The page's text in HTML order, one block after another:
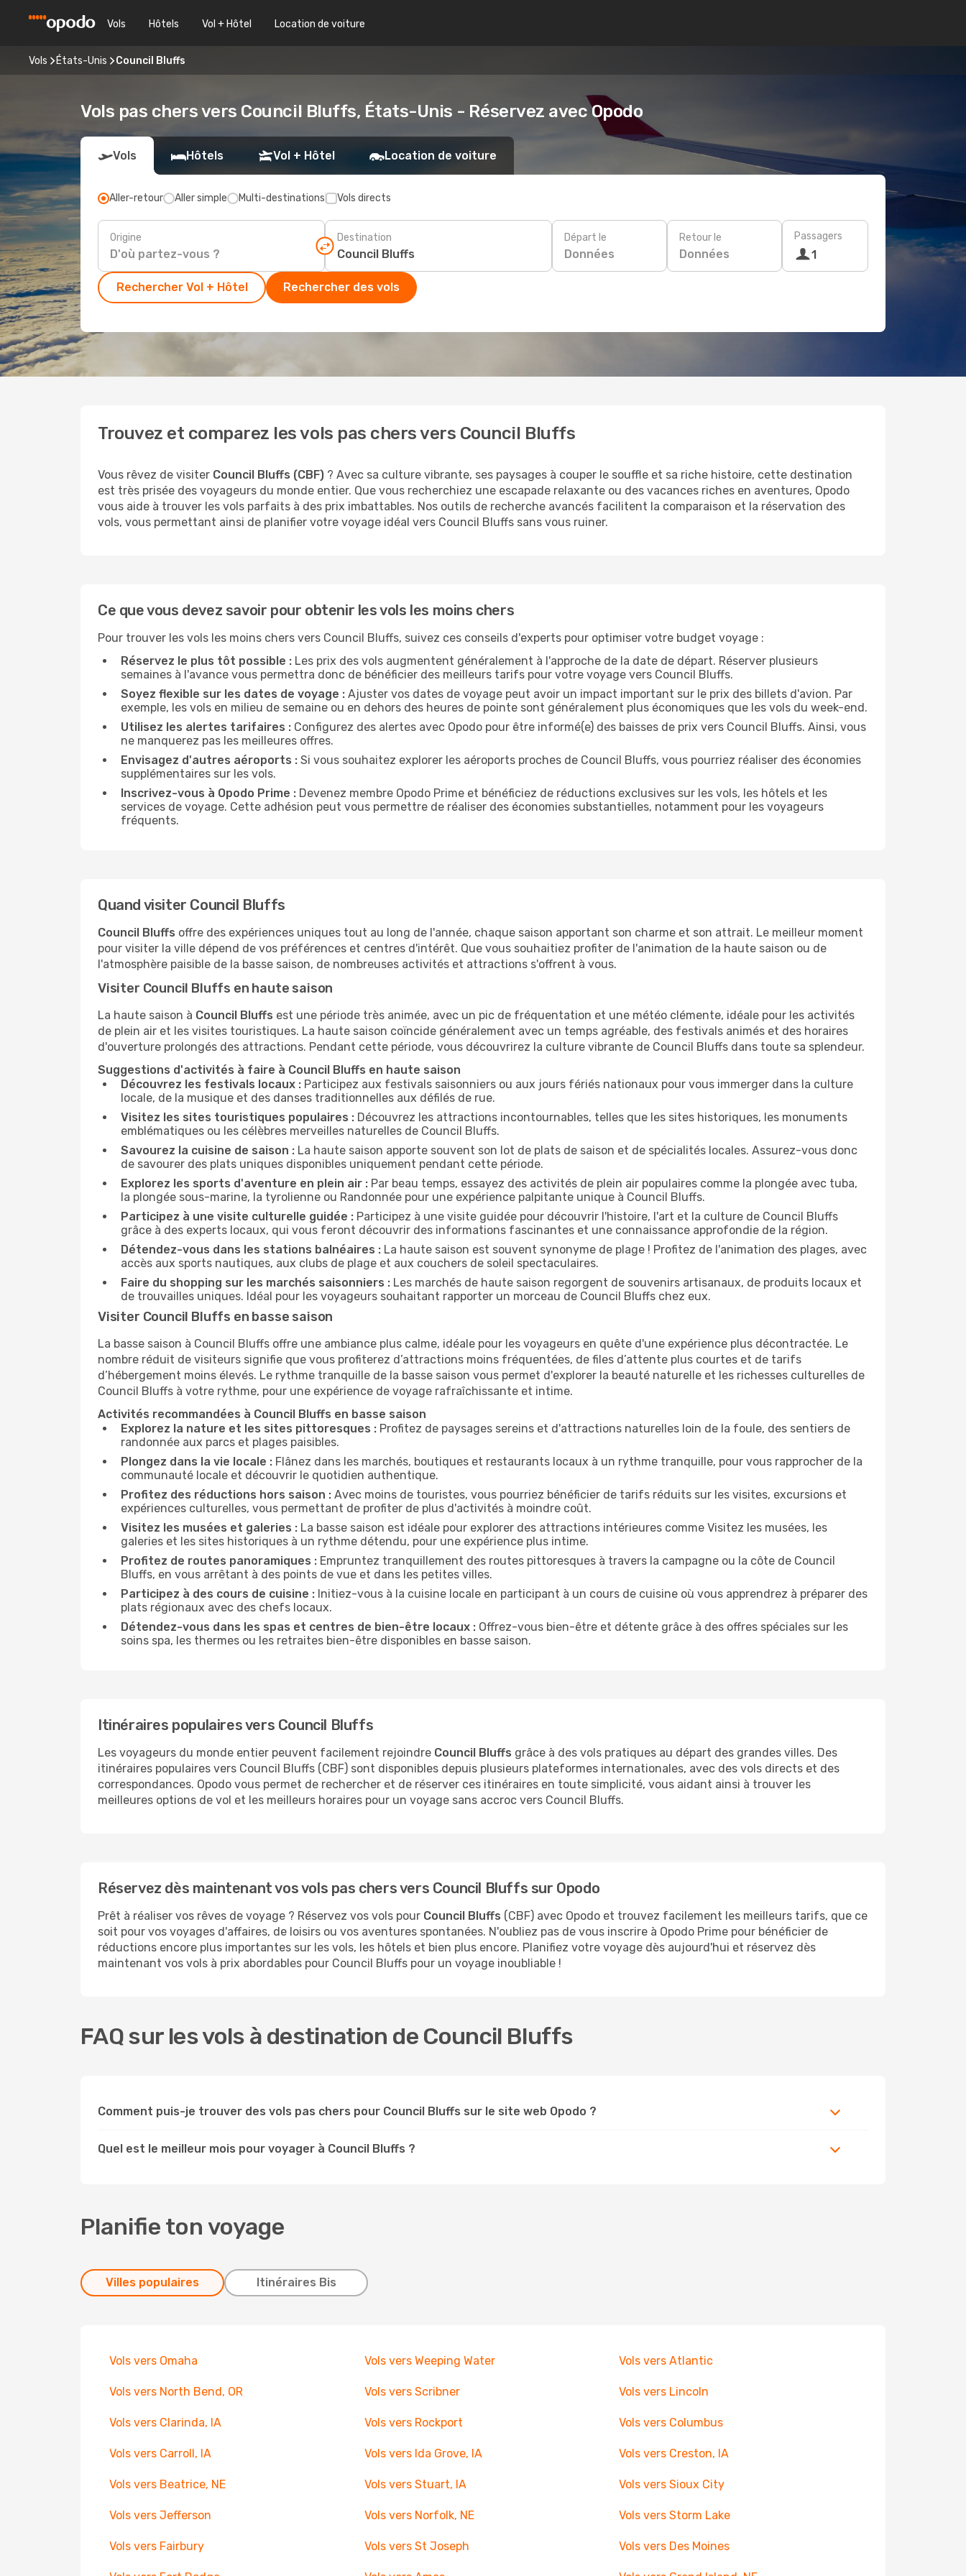
Vols Hôtels Vol + Hôtel Location de voiture
Vols États-Unis Council Bluffs
Vols pas chers vers Council Bluffs, États-Unis - Réservez avec Opodo
Vols Hôtels Vol + Hôtel Location de voiture
Aller-retour Aller simple Multi-destinations Vols directs
Origine Destination Départ le
Données
Retour le
Données
Passagers
1
Rechercher Vol + Hôtel Rechercher des vols
Trouvez et comparez les vols pas chers vers Council Bluffs
Vous rêvez de visiter Council Bluffs (CBF) ? Avec sa culture vibrante, ses paysages à couper le souffle et sa riche histoire, cette destination
est très prisée des voyageurs du monde entier. Que vous recherchiez une escapade relaxante ou des vacances riches en aventures, Opodo
vous aide à trouver les vols parfaits à des prix imbattables. Nos outils de recherche avancés facilitent la comparaison et la réservation des
vols, vous permettant ainsi de planifier votre voyage idéal vers Council Bluffs sans vous ruiner.
Ce que vous devez savoir pour obtenir les vols les moins chers
Pour trouver les vols les moins chers vers Council Bluffs, suivez ces conseils d'experts pour optimiser votre budget voyage :
Réservez le plus tôt possible : Les prix des vols augmentent généralement à l'approche de la date de départ. Réserver plusieurs
semaines à l'avance vous permettra donc de bénéficier des meilleurs tarifs pour votre voyage vers Council Bluffs.
Soyez flexible sur les dates de voyage : Ajuster vos dates de voyage peut avoir un impact important sur le prix des billets d'avion. Par
exemple, les vols en milieu de semaine ou en dehors des heures de pointe sont généralement plus économiques que les vols du week-end.
Utilisez les alertes tarifaires : Configurez des alertes avec Opodo pour être informé(e) des baisses de prix vers Council Bluffs. Ainsi, vous
ne manquerez pas les meilleures offres.
Envisagez d'autres aéroports : Si vous souhaitez explorer les aéroports proches de Council Bluffs, vous pourriez réaliser des économies
supplémentaires sur les vols.
Inscrivez-vous à Opodo Prime : Devenez membre Opodo Prime et bénéficiez de réductions exclusives sur les vols, les hôtels et les
services de voyage. Cette adhésion peut vous permettre de réaliser des économies substantielles, notamment pour les voyageurs
fréquents.
Quand visiter Council Bluffs
Council Bluffs offre des expériences uniques tout au long de l'année, chaque saison apportant son charme et son attrait. Le meilleur moment
pour visiter la ville dépend de vos préférences et centres d'intérêt. Que vous souhaitiez profiter de l'animation de la haute saison ou de
l'atmosphère paisible de la basse saison, de nombreuses activités et attractions s'offrent à vous.
Visiter Council Bluffs en haute saison
La haute saison à Council Bluffs est une période très animée, avec un pic de fréquentation et une météo clémente, idéale pour les activités
de plein air et les visites touristiques. La haute saison coïncide généralement avec un temps agréable, des festivals animés et des horaires
d'ouverture prolongés des attractions. Pendant cette période, vous découvrirez la culture vibrante de Council Bluffs dans toute sa splendeur.
Suggestions d'activités à faire à Council Bluffs en haute saison
Découvrez les festivals locaux : Participez aux festivals saisonniers ou aux jours fériés nationaux pour vous immerger dans la culture
locale, de la musique et des danses traditionnelles aux défilés de rue.
Visitez les sites touristiques populaires : Découvrez les attractions incontournables, telles que les sites historiques, les monuments
emblématiques ou les célèbres merveilles naturelles de Council Bluffs.
Savourez la cuisine de saison : La haute saison apporte souvent son lot de plats de saison et de spécialités locales. Assurez-vous donc
de savourer des plats uniques disponibles uniquement pendant cette période.
Explorez les sports d'aventure en plein air : Par beau temps, essayez des activités de plein air populaires comme la plongée avec tuba,
la plongée sous-marine, la tyrolienne ou Randonnée pour une expérience palpitante unique à Council Bluffs.
Participez à une visite culturelle guidée : Participez à une visite guidée pour découvrir l'histoire, l'art et la culture de Council Bluffs
grâce à des experts locaux, qui vous feront découvrir des informations fascinantes et une connaissance approfondie de la région.
Détendez-vous dans les stations balnéaires : La haute saison est souvent synonyme de plage ! Profitez de l'animation des plages, avec
accès aux sports nautiques, aux clubs de plage et aux couchers de soleil spectaculaires.
Faire du shopping sur les marchés saisonniers : Les marchés de haute saison regorgent de souvenirs artisanaux, de produits locaux et
de trouvailles uniques. Idéal pour les voyageurs souhaitant rapporter un morceau de Council Bluffs chez eux.
Visiter Council Bluffs en basse saison
La basse saison à Council Bluffs offre une ambiance plus calme, idéale pour les voyageurs en quête d'une expérience plus décontractée. Le
nombre réduit de visiteurs signifie que vous profiterez d’attractions moins fréquentées, de files d’attente plus courtes et de tarifs
d’hébergement moins élevés. Le rythme tranquille de la basse saison vous permet d'explorer la beauté naturelle et les richesses culturelles de
Council Bluffs à votre rythme, pour une expérience de voyage rafraîchissante et intime.
Activités recommandées à Council Bluffs en basse saison
Explorez la nature et les sites pittoresques : Profitez de paysages sereins et d'attractions naturelles loin de la foule, des sentiers de
randonnée aux parcs et plages paisibles.
Plongez dans la vie locale : Flânez dans les marchés, boutiques et restaurants locaux à un rythme tranquille, pour vous rapprocher de la
communauté locale et découvrir le quotidien authentique.
Profitez des réductions hors saison : Avec moins de touristes, vous pourriez bénéficier de tarifs réduits sur les visites, excursions et
expériences culturelles, vous permettant de profiter de plus d'activités à moindre coût.
Visitez les musées et galeries : La basse saison est idéale pour explorer des attractions intérieures comme Visitez les musées, les
galeries et les sites historiques à un rythme détendu, pour une expérience plus intime.
Profitez de routes panoramiques : Empruntez tranquillement des routes pittoresques à travers la campagne ou la côte de Council
Bluffs, en vous arrêtant à des points de vue et dans les petites villes.
Participez à des cours de cuisine : Initiez-vous à la cuisine locale en participant à un cours de cuisine où vous apprendrez à préparer des
plats régionaux avec des chefs locaux.
Détendez-vous dans les spas et centres de bien-être locaux : Offrez-vous bien-être et détente grâce à des offres spéciales sur les
soins spa, les thermes ou les retraites bien-être disponibles en basse saison.
Itinéraires populaires vers Council Bluffs
Les voyageurs du monde entier peuvent facilement rejoindre Council Bluffs grâce à des vols pratiques au départ des grandes villes. Des
itinéraires populaires vers Council Bluffs (CBF) sont disponibles depuis plusieurs plateformes internationales, avec des vols directs et des
correspondances. Opodo vous permet de rechercher et de réserver ces itinéraires en toute simplicité, vous aidant ainsi à trouver les
meilleures options de vol et les meilleurs horaires pour un voyage sans accroc vers Council Bluffs.
Réservez dès maintenant vos vols pas chers vers Council Bluffs sur Opodo
Prêt à réaliser vos rêves de voyage ? Réservez vos vols pour Council Bluffs (CBF) avec Opodo et trouvez facilement les meilleurs tarifs, que ce
soit pour vos voyages d'affaires, de loisirs ou vos aventures spontanées. N'oubliez pas de vous inscrire à Opodo Prime pour bénéficier de
réductions encore plus importantes sur les vols, les hôtels et bien plus encore. Planifiez votre voyage dès aujourd'hui et réservez dès
maintenant vos vols à prix abordables pour Council Bluffs pour un voyage inoubliable !
FAQ sur les vols à destination de Council Bluffs
Comment puis-je trouver des vols pas chers pour Council Bluffs sur le site web Opodo ?
Quel est le meilleur mois pour voyager à Council Bluffs ?
Planifie ton voyage
Villes populaires Itinéraires Bis
Vols vers Omaha Vols vers Weeping Water Vols vers Atlantic
Vols vers North Bend, OR Vols vers Scribner Vols vers Lincoln
Vols vers Clarinda, IA Vols vers Rockport Vols vers Columbus
Vols vers Carroll, IA Vols vers Ida Grove, IA Vols vers Creston, IA
Vols vers Beatrice, NE Vols vers Stuart, IA Vols vers Sioux City
Vols vers Jefferson Vols vers Norfolk, NE Vols vers Storm Lake
Vols vers Fairbury Vols vers St Joseph Vols vers Des Moines